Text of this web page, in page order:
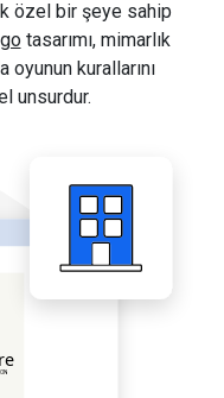
özel bir şeye sahip
tasarımı, mimarlık
kurallarını
unsurdur.